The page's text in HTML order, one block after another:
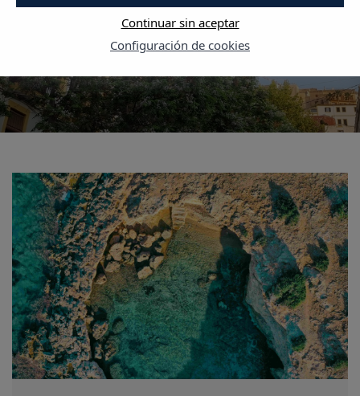
18 ABRIL, 2025
Configuración de cookies
Continuar sin aceptar